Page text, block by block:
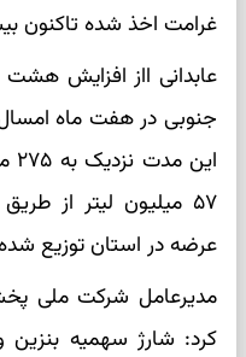
غرامت اخذ شده تاکنون بیش از ۱۰۰ میلیارد
عابدانی ااز افزایش
جنوبی در هفت ماه
۵۷ میلیون لیتر از
عرضه در استان توزیع
مدیرعامل شرکت ملی
کرد: شارژ سهمیه بنزین